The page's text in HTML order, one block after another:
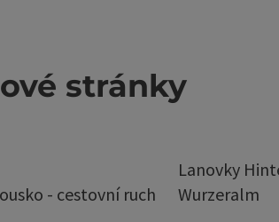
stránky
- cestovní ruch
Lanovky
Wurzeralm